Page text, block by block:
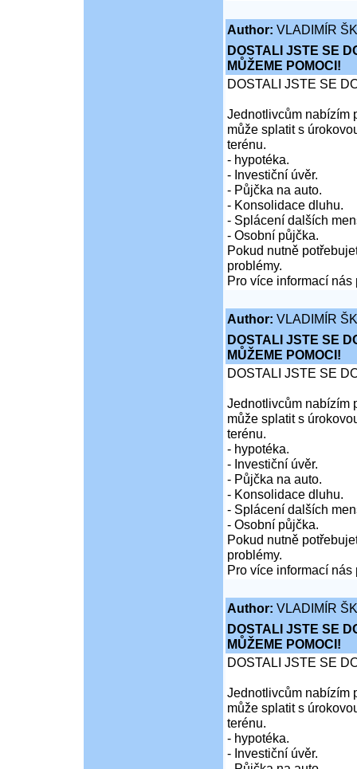
Author: VLADIMÍR
DOSTALI JSTE SE
MŮŽEME POMOCI!
DOSTALI JSTE SE
Jednotlivcům nabízím
může splatit s
terénu.
- hypotéka.
- Investiční úvěr.
- Půjčka na auto.
- Konsolidace dluhu.
- Splácení dalších
- Osobní půjčka.
Pokud nutně
problémy.
Pro více informací nás
Author: VLADIMÍR
DOSTALI JSTE SE
MŮŽEME POMOCI!
DOSTALI JSTE SE
Jednotlivcům nabízím
může splatit s
terénu.
- hypotéka.
- Investiční úvěr.
- Půjčka na auto.
- Konsolidace dluhu.
- Splácení dalších
- Osobní půjčka.
Pokud nutně
problémy.
Pro více informací nás
Author: VLADIMÍR
DOSTALI JSTE SE
MŮŽEME POMOCI!
DOSTALI JSTE SE
Jednotlivcům nabízím
může splatit s
terénu.
- hypotéka.
- Investiční úvěr.